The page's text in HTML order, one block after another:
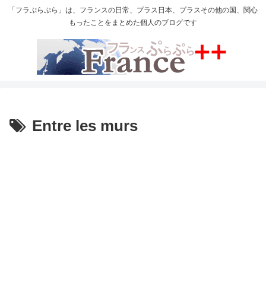
「フラぷらぷら」は、フランスの日常、プラス日本、プラスその他の国、関心
もったことをまとめた個人のブログです
Entre les murs